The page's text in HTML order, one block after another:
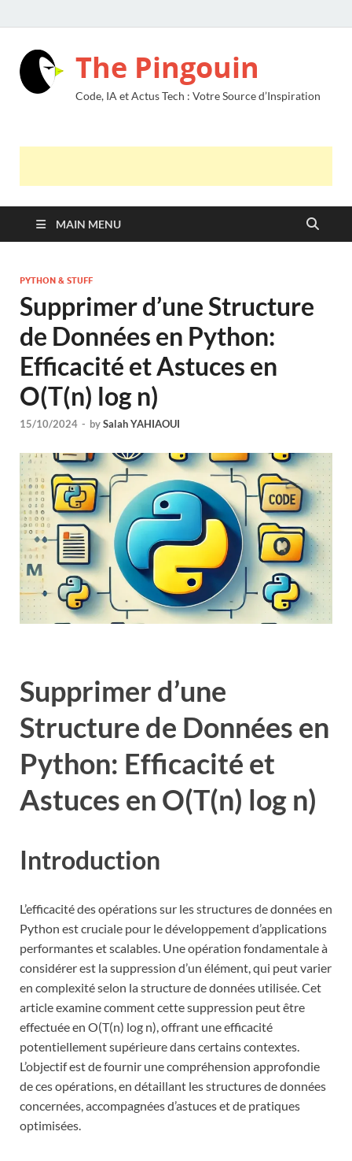
The Pingouin
Code, IA et Actus Tech : Votre Source d’Inspiration
MAIN MENU
PYTHON & STUFF
Supprimer d’une Structure
de Données en Python:
Efficacité et Astuces en
O(T(n) log n)
15/10/2024 - bySalah YAHIAOUI
Supprimer d’une
Structure de Données en
Python: Efficacité et
Astuces en O(T(n) log n)
Introduction
L’efficacité des opérations sur les structures de données en
Python est cruciale pour le développement d’applications
performantes et scalables. Une opération fondamentale à
considérer est la suppression d’un élément, qui peut varier
en complexité selon la structure de données utilisée. Cet
article examine comment cette suppression peut être
effectuée en O(T(n) log n), offrant une efficacité
potentiellement supérieure dans certains contextes.
L’objectif est de fournir une compréhension approfondie
de ces opérations, en détaillant les structures de données
concernées, accompagnées d’astuces et de pratiques
optimisées.